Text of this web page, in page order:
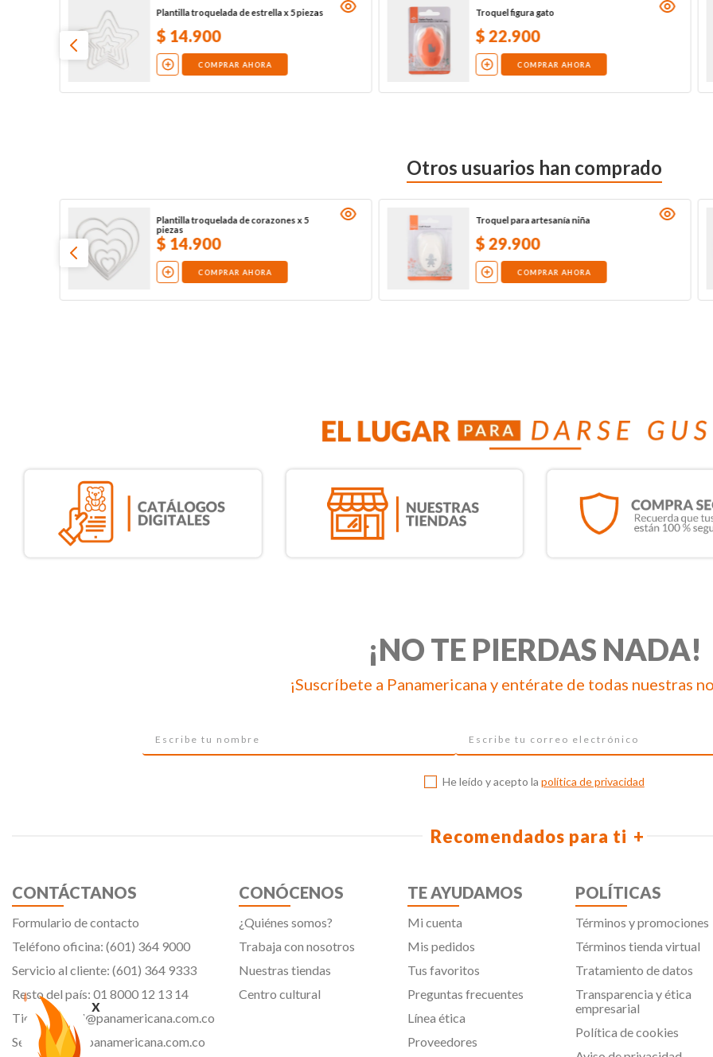
x
Plantilla troquelada de estrella x 5 piezas
$ 14.900
COMPRAR AHORA
Troquel figura gato
$22.900
COMPRAR AHORA
Otros usuarios han comprado
Plantilla troquelada de corazones x 5
piezas
$ 14.900
COMPRAR AHORA
Troquel para artesanía niña
$29.900
COMPRAR AHORA
¡NO TE PIERDAS NADA!
¡Suscríbete a Panamericana y entérate de todas nuestras
He leído y acepto la política de privacidad
Recomendados para ti
CONTÁCTANOS
Formulario de contacto
Teléfono oficina: (601) 364 9000
Servicio al cliente: (601) 364 9333
Resto del país: 01 8000 12 13 14
Tiendavirtual@panamericana.com.co
Servicliente@panamericana.com.co
CONÓCENOS
¿Quiénes somos?
Trabaja con nosotros
Nuestras tiendas
Centro cultural
TE AYUDAMOS
Mi cuenta
Mis pedidos
Tus favoritos
Preguntas frecuentes
Línea ética
Proveedores
POLÍTICAS
Términos y promociones
Términos tienda virtual
Tratamiento de datos
Transparencia y ética
empresarial
Política de cookies